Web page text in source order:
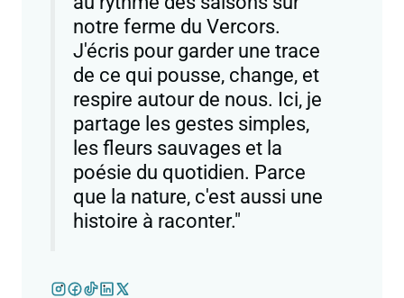
notre ferme du Vercors.
J'écris pour garder une trace
de ce qui pousse, change, et
respire autour de nous. Ici, je
partage les gestes simples,
les fleurs sauvages et la
poésie du quotidien. Parce
que la nature, c'est aussi une
histoire à raconter."